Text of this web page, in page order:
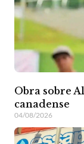
Obra sobre
canadense
04/08/2026